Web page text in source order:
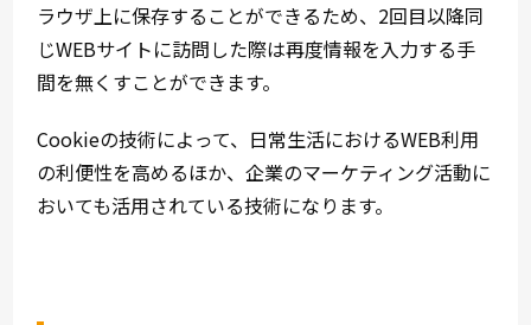
ラウザ上に保存することができるため、2回目以降同
じWEBサイトに訪問した際は再度情報を入力する手
間を無くすことができます。
Cookieの技術によって、日常生活におけるWEB利用
の利便性を高めるほか、企業のマーケティング活動に
おいても活用されている技術になります。